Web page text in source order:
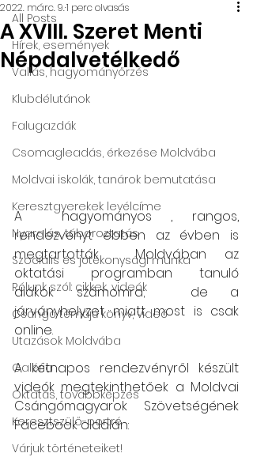
All Posts
Hírek, események
Vallás, hagyományőrzés
Klubdélutánok
Falugazdák
Csomagleadás, érkezése Moldvába
Moldvai iskolák, tanárok bemutatása
Keresztgyerekek levélcíme
Nyaralás, táboroztatás
Szociális és jótékonysági munka
Rólunk szól: cikkek, videók
Csángó témájú könyv, videó
Utazások Moldvába
Galéria
Oktatás, továbbképzés
Keresztszülő-portré
Várjuk történeteiket!
A XVIII. Szeret Menti
Népdalvetélkedő
2022. márc. 9.1 perc olvasás
A  hagyományos , rangos,
rendezvényt ebben az évben is
megtartották  Moldvában az
oktatási  programban  tanuló
diákok számomra;  de a
járványhelyzet miatt most is csak
online.
A kétnapos rendezvényről készült
videók megtekinthetőek a Moldvai
Csángómagyarok Szövetségének
Facebook oldalán: